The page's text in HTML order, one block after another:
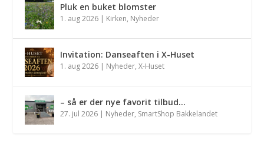
Pluk en buket blomster
1. aug 2026 | Kirken, Nyheder
Invitation: Danseaften i X-Huset
1. aug 2026 | Nyheder,X-Huset
– så er der nye favorit tilbud…
27. jul 2026 | Nyheder, SmartShop Bakkelandet